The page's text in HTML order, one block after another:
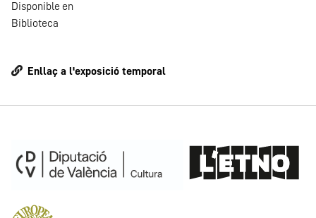
Disponible en
Biblioteca
Enllaç a l'exposició temporal